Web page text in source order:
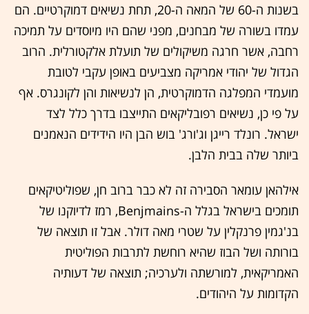
בשנות ה-60 של המאה ה-20, תחת נשיאים דמוקרטיים. הם
עמדו בשורה של מבחנים, מפני שהם היו מיוסדים על תמיכה
רחבה, אשר חרגה משיקולים של תועלת אלקטורלית. הרוב
הגדול של יהודי אמריקה מצביעים באופן עקבי לטובת
מועמדי המפלגה הדמוקרטית, הן לנשיאות והן לקונגרס. אף
על פי כן, נשיאים רפובליקאים התייצבו בדרך כלל לצד
ישראל. רונלד רייגן וג'ורג' בוש הבן היו הידידים הנאמנים
ביותר שלה בבית הלבן.
אילהאן עומאר הסבירה זה לא כבר ברוב חן, שפוליטיקאים
תומכים בישראל בגלל ה-Benjmains, רמז לדיוקנו של
בנ'גמין פרנקלין על שטרי מאה דולר. אבל זו תוצאה של
בורותה ושל הבוז שהיא רוחשת לתרבות הפוליטית
האמריקאית, למורשתה ולערכיה; תוצאה של דעותיה
הקדומות על היהודים.